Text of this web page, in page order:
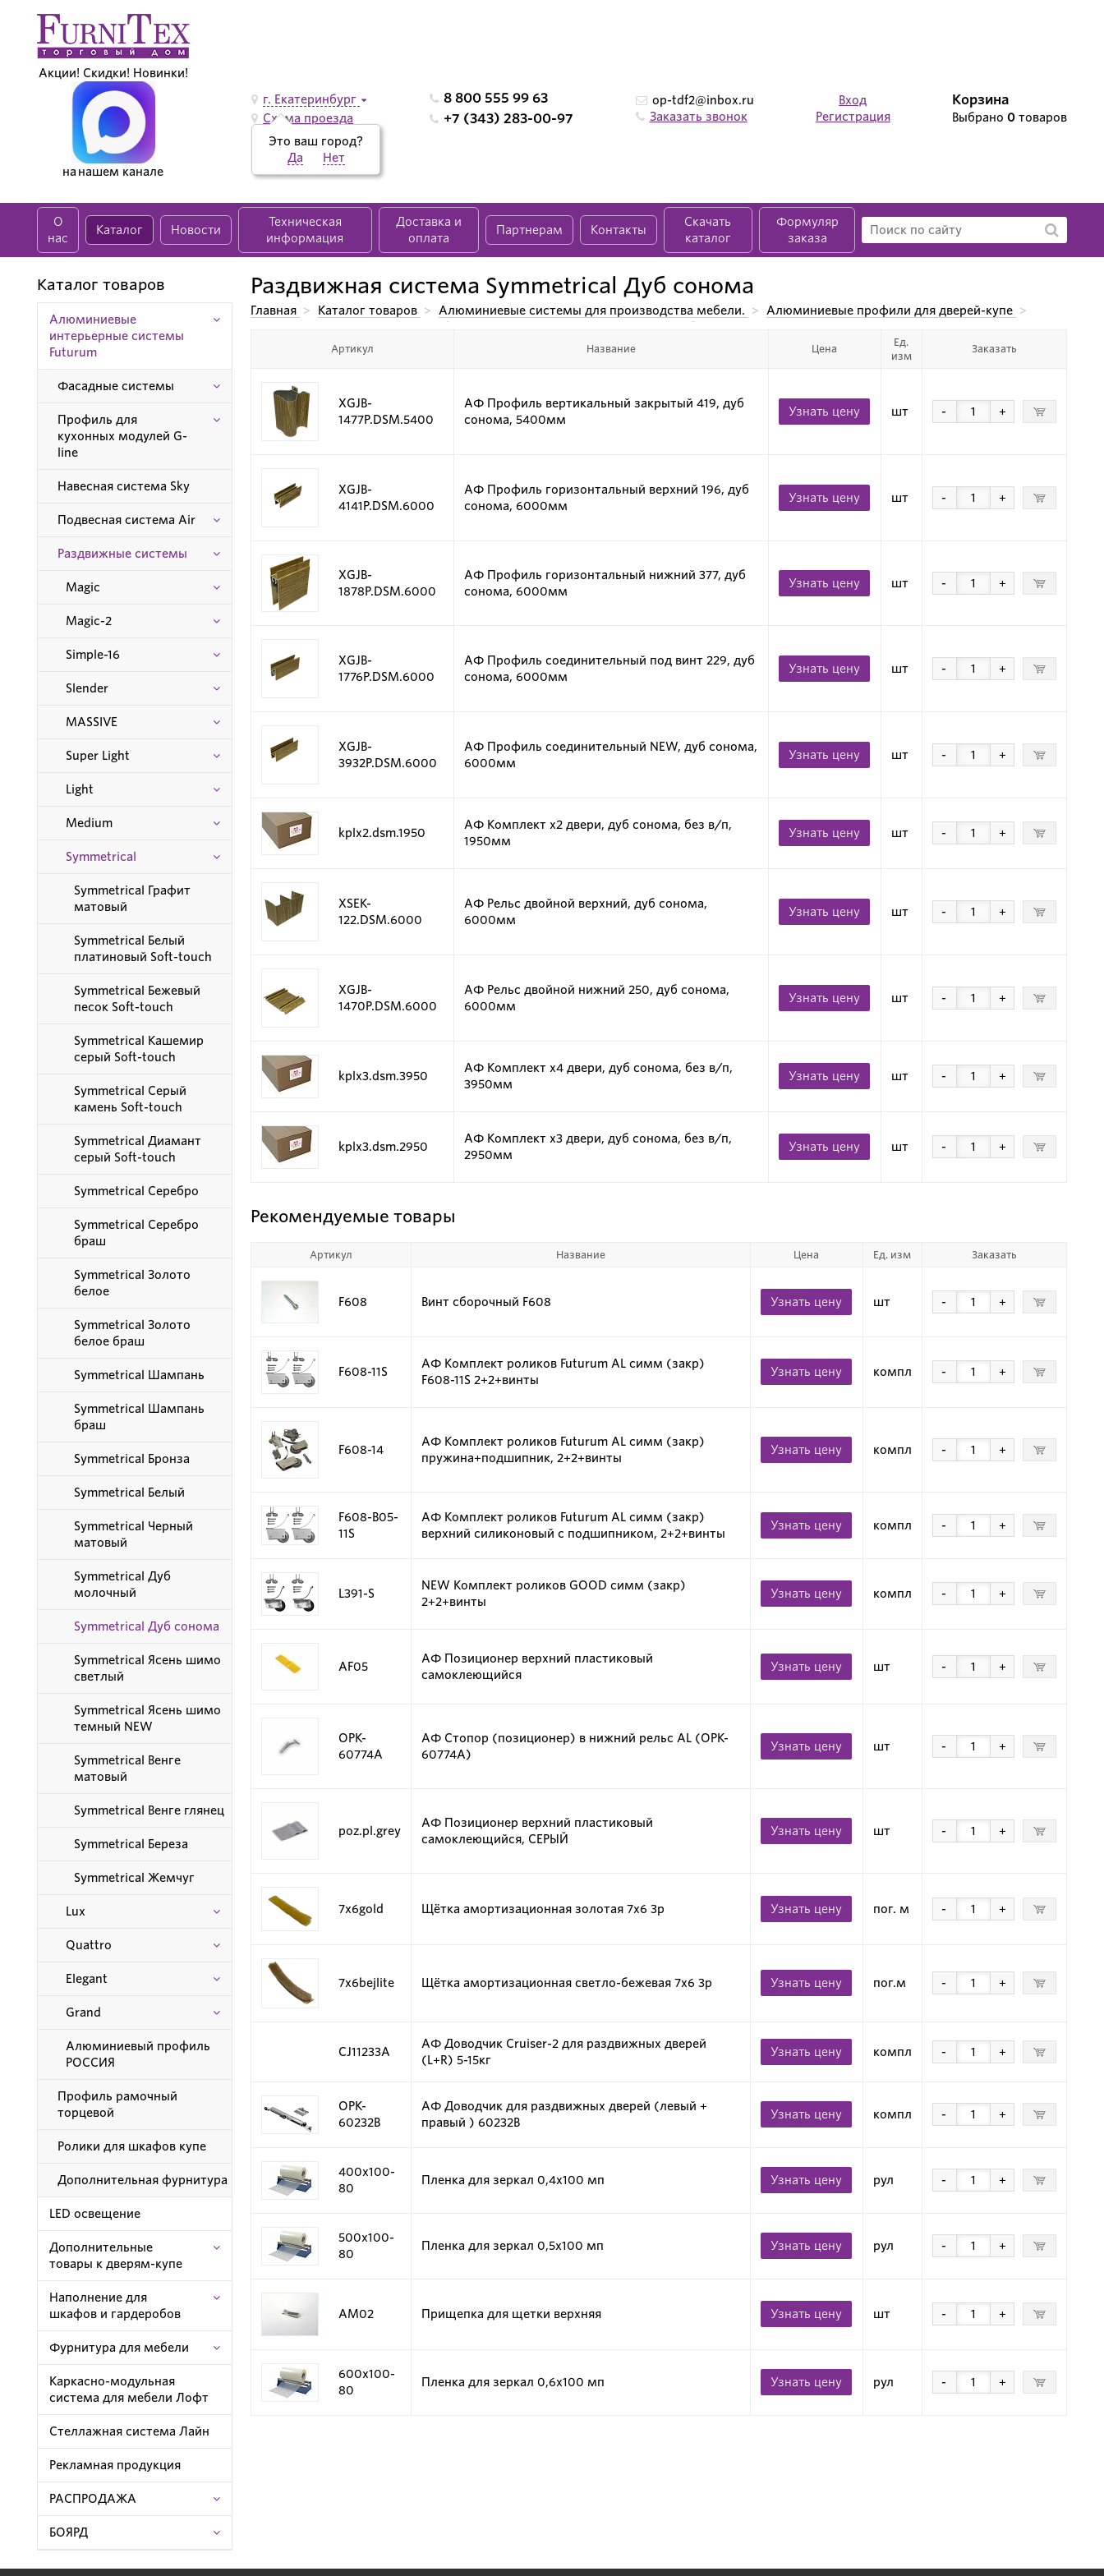
Акции! Скидки! Новинки!
на нашем канале
г. Екатеринбург
Это ваш город?
Да
Нет
Схема проезда
8 800 555 99 63
+7 (343) 283-00-97
op-tdf2@inbox.ru
Заказать звонок
Вход
Регистрация
Корзина
Выбрано 0товаров
О
нас
Каталог Новости
Техническая
информация
Доставка и
оплата
Партнерам Контакты
Скачать
каталог
Формуляр
заказа
Каталог товаров
Алюминиевые
интерьерные системы
Futurum
Фасадные системы
Профиль для
кухонных модулей G-
line
Навесная система Sky
Подвесная система Air
Раздвижные системы
Magic
Magic-2
Simple-16
Slender
MASSIVE
Super Light
Light
Medium
Symmetrical
Symmetrical Графит
матовый
Symmetrical Белый
платиновый Soft-touch
Symmetrical Бежевый
песок Soft-touch
Symmetrical Кашемир
серый Soft-touch
Symmetrical Серый
камень Soft-touch
Symmetrical Диамант
серый Soft-touch
Symmetrical Серебро
Symmetrical Серебро
браш
Symmetrical Золото
белое
Symmetrical Золото
белое браш
Symmetrical Шампань
Symmetrical Шампань
браш
Symmetrical Бронза
Symmetrical Белый
Symmetrical Черный
матовый
Symmetrical Дуб
молочный
Symmetrical Дуб сонома
Symmetrical Ясень шимо
светлый
Symmetrical Ясень шимо
темный NEW
Symmetrical Венге
матовый
Symmetrical Венге глянец
Symmetrical Береза
Symmetrical Жемчуг
Lux
Quattro
Elegant
Grand
Алюминиевый профиль
РОССИЯ
Профиль рамочный
торцевой
Ролики для шкафов купе
Дополнительная фурнитура
LED освещение
Дополнительные
товары к дверям-купе
Наполнение для
шкафов и гардеробов
Фурнитура для мебели
Каркасно-модульная
система для мебели Лофт
Стеллажная система Лайн
Рекламная продукция
РАСПРОДАЖА
БОЯРД
Раздвижная система Symmetrical Дуб сонома
Главная > Каталог товаров > Алюминиевые системы для производства мебели. > Алюминиевые профили для дверей-купе >
Артикул Название Цена
Ед.
изм
Заказать
XGJB-
1477P.DSM.5400
АФ Профиль вертикальный закрытый 419, дуб
сонома, 5400мм
Узнать цену шт - +
XGJB-
4141P.DSM.6000
АФ Профиль горизонтальный верхний 196, дуб
сонома, 6000мм
Узнать цену шт - +
XGJB-
1878P.DSM.6000
АФ Профиль горизонтальный нижний 377, дуб
сонома, 6000мм
Узнать цену шт - +
XGJB-
1776P.DSM.6000
АФ Профиль соединительный под винт 229, дуб
сонома, 6000мм
Узнать цену шт - +
XGJB-
3932P.DSM.6000
АФ Профиль соединительный NEW, дуб сонома,
6000мм
Узнать цену шт - +
kplx2.dsm.1950
АФ Комплект х2 двери, дуб сонома, без в/п,
1950мм
Узнать цену шт - +
XSEK-
122.DSM.6000
АФ Рельс двойной верхний, дуб сонома,
6000мм
Узнать цену шт - +
XGJB-
1470P.DSM.6000
АФ Рельс двойной нижний 250, дуб сонома,
6000мм
Узнать цену шт - +
kplx3.dsm.3950
АФ Комплект х4 двери, дуб сонома, без в/п,
3950мм
Узнать цену шт - +
kplx3.dsm.2950
АФ Комплект х3 двери, дуб сонома, без в/п,
2950мм
Узнать цену шт - +
Рекомендуемые товары
Артикул Название Цена Ед. изм Заказать
F608 Винт сборочный F608 Узнать цену шт - +
F608-11S
АФ Комплект роликов Futurum AL симм (закр)
F608-11S 2+2+винты
Узнать цену компл - +
F608-14
АФ Комплект роликов Futurum AL симм (закр)
пружина+подшипник, 2+2+винты
Узнать цену компл - +
F608-B05-
11S
АФ Комплект роликов Futurum AL симм (закр)
верхний силиконовый с подшипником, 2+2+винты
Узнать цену компл - +
L391-S
NEW Комплект роликов GOOD симм (закр)
2+2+винты
Узнать цену компл - +
AF05
АФ Позиционер верхний пластиковый
самоклеющийся
Узнать цену шт - +
OPK-
60774A
АФ Стопор (позиционер) в нижний рельс AL (OPK-
60774A)
Узнать цену шт - +
poz.pl.grey
АФ Позиционер верхний пластиковый
самоклеющийся, СЕРЫЙ
Узнать цену шт - +
7х6gold Щётка амортизационная золотая 7х6 3p Узнать цену пог. м - +
7х6bejlite Щётка амортизационная светло-бежевая 7х6 3p Узнать цену пог.м - +
CJ11233A
АФ Доводчик Cruiser-2 для раздвижных дверей
(L+R) 5-15кг
Узнать цену компл - +
OPK-
60232B
АФ Доводчик для раздвижных дверей (левый +
правый ) 60232B
Узнать цену компл - +
400х100-
80
Пленка для зеркал 0,4х100 мп Узнать цену рул - +
500х100-
80
Пленка для зеркал 0,5х100 мп Узнать цену рул - +
AM02 Прищепка для щетки верхняя Узнать цену шт - +
600х100-
80
Пленка для зеркал 0,6х100 мп Узнать цену рул - +